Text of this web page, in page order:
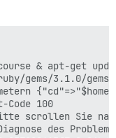
& apt-get
3.1.0/gems/
100
** Bitte scrollen
des